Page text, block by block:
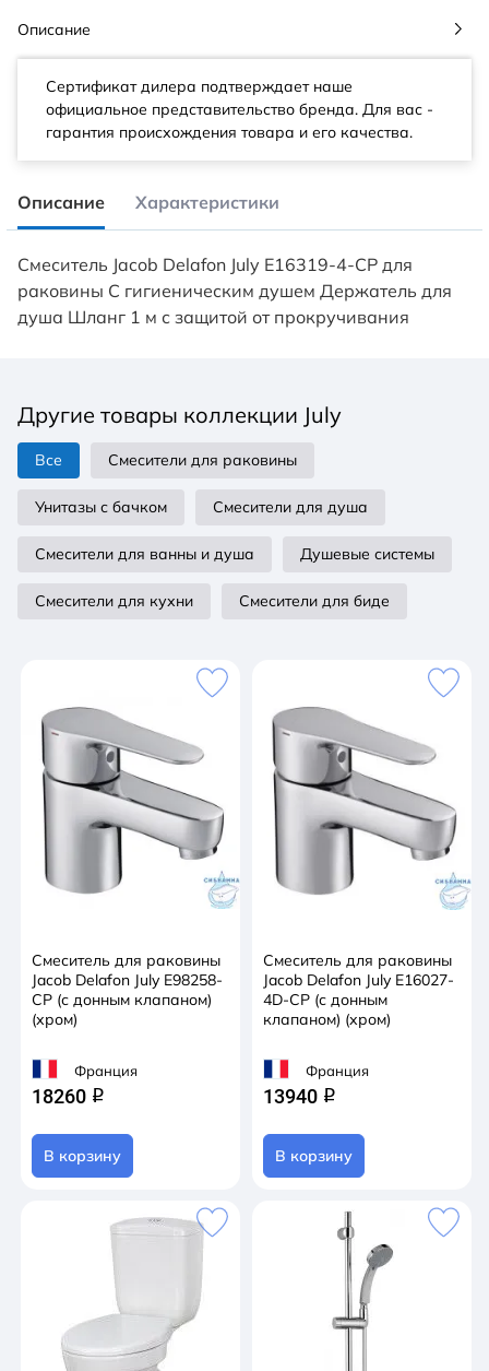
Описание
Сертификат дилера подтверждает наше
официальное представительство бренда. Для вас -
гарантия происхождения товара и его качества.
Описание Характеристики
Смеситель Jacob Delafon July E16319-4-CP для
раковины С гигиеническим душем Держатель для
душа Шланг 1 м с защитой от прокручивания
Другие товары коллекции July
Все Смесители для раковины
Унитазы с бачком Смесители для душа
Смесители для ванны и душа Душевые системы
Смесители для кухни Смесители для биде
Смеситель для раковины
Jacob Delafon July E98258-
CP (с донным клапаном)
(хром)
Франция
18260 q
В корзину
Смеситель для раковины
Jacob Delafon July E16027-
4D-CP (с донным
клапаном) (хром)
Франция
13940 q
В корзину